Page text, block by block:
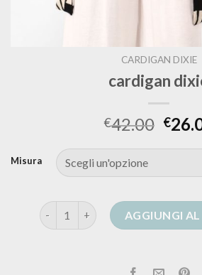
CARDIGAN DIXIE
cardigan
€42.00 €
Misura
cardigan dixie quantitàAGGIUNGI